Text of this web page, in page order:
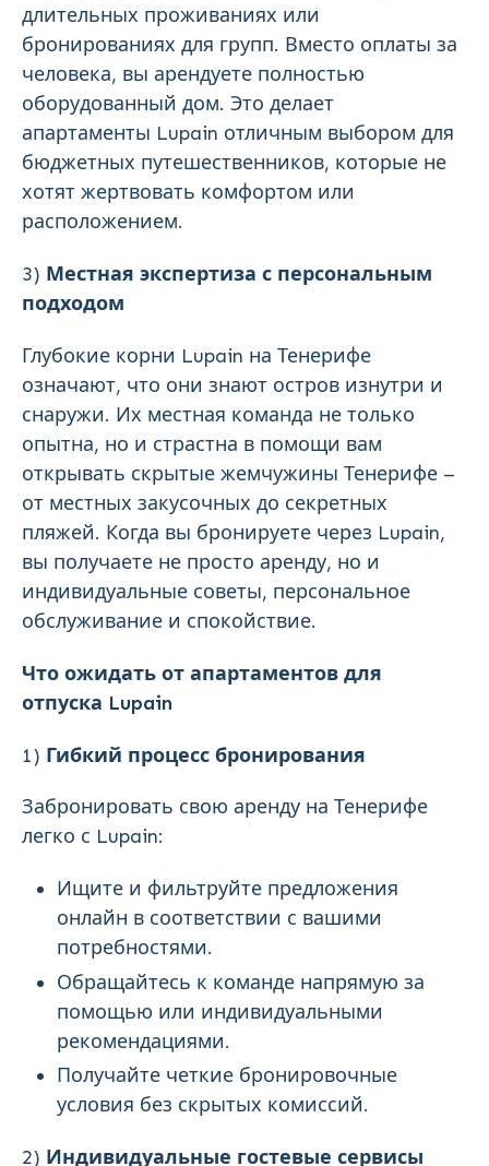
длительных проживаниях или
бронированиях для групп. Вместо оплаты за
человека, вы арендуете полностью
оборудованный дом. Это делает
апартаменты Lupain отличным выбором для
бюджетных путешественников, которые не
хотят жертвовать комфортом или
расположением.
3) Местная экспертиза с персональным
подходом
Глубокие корни Lupain на Тенерифе
означают, что они знают остров изнутри и
снаружи. Их местная команда не только
опытна, но и страстна в помощи вам
открывать скрытые жемчужины Тенерифе –
от местных закусочных до секретных
пляжей. Когда вы бронируете через Lupain,
вы получаете не просто аренду, но и
индивидуальные советы, персональное
обслуживание и спокойствие.
Что ожидать от апартаментов для
отпуска Lupain
1) Гибкий процесс бронирования
Забронировать свою аренду на Тенерифе
легко с Lupain:
Ищите и фильтруйте предложения
онлайн в соответствии с вашими
потребностями.
Обращайтесь к команде напрямую за
помощью или индивидуальными
рекомендациями.
Получайте четкие бронировочные
условия без скрытых комиссий.
2) Индивидуальные гостевые сервисы